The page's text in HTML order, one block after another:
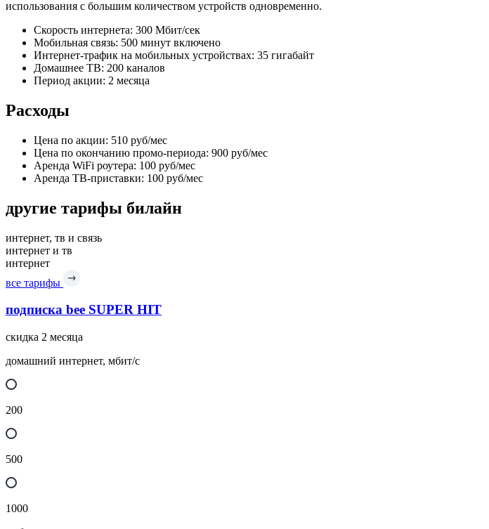
использования с большим количеством устройств одновременно.
Скорость интернета: 300 Мбит/сек
Мобильная связь: 500 минут включено
Интернет-трафик на мобильных устройствах: 35 гигабайт
Домашнее ТВ: 200 каналов
Период акции: 2 месяца
Расходы
Цена по акции: 510 руб/мес
Цена по окончанию промо-периода: 900 руб/мес
Аренда WiFi роутера: 100 руб/мес
Аренда ТВ-приставки: 100 руб/мес
другие тарифы билайн
интернет, тв и связь
интернет и тв
интернет
все тарифы
подписка bee SUPER HIT
скидка 2 месяца
домашний интернет, мбит/с
200
500
1000